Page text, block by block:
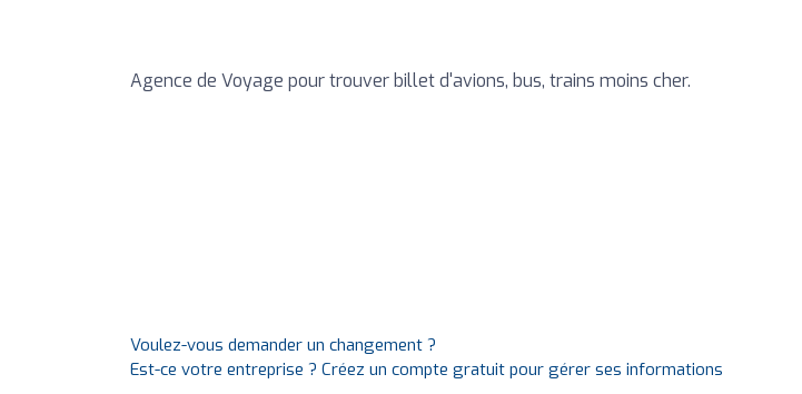
Agence de Voyage pour trouver billet d'avions, bus, trains moins cher.
Voulez-vous demander un changement ?
Est-ce votre entreprise ? Créez un compte gratuit pour gérer ses informations